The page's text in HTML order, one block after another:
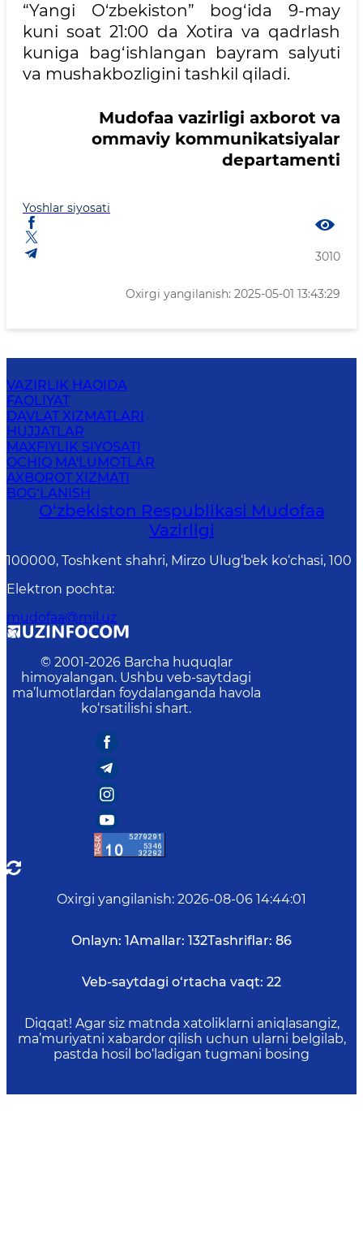
“Yangi O‘zbekiston” bog‘ida 9-may
kuni soat 21:00 da Xotira va qadrlash
kuniga bag‘ishlangan bayram salyuti
va mushakbozligini tashkil qiladi.
Mudofaa vazirligi axborot va
ommaviy kommunikatsiyalar
departamenti
Yoshlar siyosati
3010
Oxirgi yangilanish: 2025-05-01 13:43:29
VAZIRLIK HAQIDA
FAOLIYAT
DAVLAT XIZMATLARI
HUJJATLAR
MAXFIYLIK SIYOSATI
OCHIQ MA'LUMOTLAR
AXBOROT XIZMATI
BOG‘LANISH
O‘zbekiston Respublikasi Mudofaa
Vazirligi
100000, Toshkent shahri, Mirzo Ulug‘bek ko‘chasi, 100
Elektron pochta:
mudofaa@mil.uz
© 2001-2026 Barcha huquqlar
himoyalangan. Ushbu veb-saytdagi
ma’lumotlardan foydalanganda havola
ko‘rsatilishi shart.
Oxirgi yangilanish: 2026-08-06 14:44:01
Onlayn: 1Amallar: 132Tashriflar: 86
Veb-saytdagi o‘rtacha vaqt: 22
Diqqat! Agar siz matnda xatoliklarni aniqlasangiz,
ma’muriyatni xabardor qilish uchun ularni belgilab,
pastda hosil bo‘ladigan tugmani bosing